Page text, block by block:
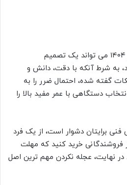
خرید لپ تاپ دست دوم در ۱۴۰۴ می تواند یک تصمیم
به شرط آنکه با دقت، دانش و
گفته شده، احتمال ضرر را به
دستگاهی با عمر مفید بالا را
برایتان دشوار است، از یک فرد
فروشندگانی خرید کنید که مهلت
نهایت، عجله نکردن مهم ترین اصل